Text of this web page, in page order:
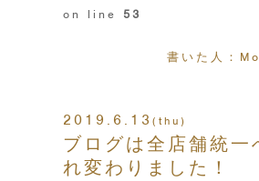
on line 53
書いた人：
2019.6.13 (thu)
ブログは全店舗統一
れ変わりました！